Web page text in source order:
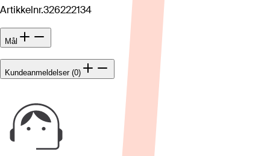
Artikkelnr.326222134
Mål
Kundeanmeldelser (0)